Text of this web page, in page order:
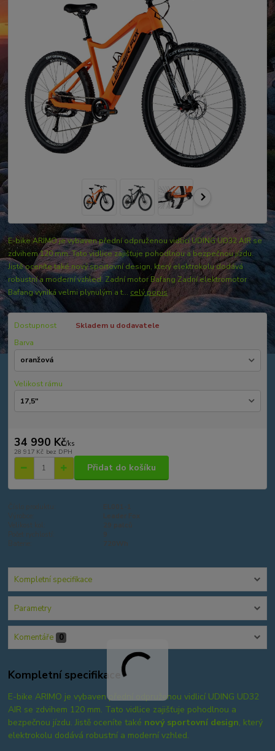
E-bike ARIMO je vybaven přední odpruženou vidlicí UDING UD32 AIR se
zdvihem 120 mm. Tato vidlice zajišťuje pohodlnou a bezpečnou jízdu.
Jistě oceníte také nový sportovní design, který elektrokolu dodává
robustní a moderní vzhled. Zadní motor Bafang Zadní elektromotor
Bafang vyniká velmi plynulým a t... celý popis
Dostupnost
Skladem u dodavatele
Barva
Velikost rámu
34 990 Kč/ks
28 917 Kč bez DPH
Přidat do košíku
Kompletní specifikace
Parametry
Komentáře 0
Kompletní specifikace
E-bike ARIMO je vybaven přední odpruženou vidlicí UDING UD32
AIR se zdvihem 120 mm. Tato vidlice zajišťuje pohodlnou a
bezpečnou jízdu. Jistě oceníte také nový sportovní design, který
elektrokolu dodává robustní a moderní vzhled.